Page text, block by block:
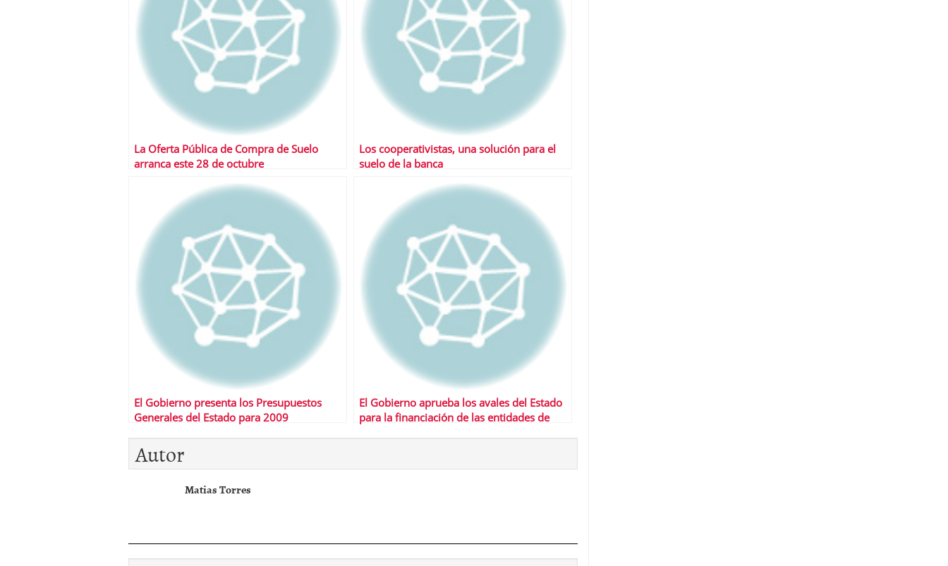
La Oferta Pública de Compra de Suelo
arranca este 28 de octubre
Los cooperativistas, una solución para el
suelo de la banca
El Gobierno presenta los Presupuestos
Generales del Estado para 2009
El Gobierno aprueba los avales del Estado
para la financiación de las entidades de
Autor
Matias Torres